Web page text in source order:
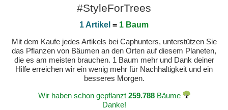
#StyleForTrees
1 Artikel = 1 Baum
Mit dem Kaufe jedes Artikels bei Caphunters, unterstützen Sie
das Pflanzen von Bäumen an den Orten auf diesem Planeten,
die es am meisten brauchen. 1 Baum mehr und Dank deiner
Hilfe erreichen wir ein wenig mehr für Nachhaltigkeit und ein
besseres Morgen.
Wir haben schon gepflanzt 259.788Bäume
Danke!